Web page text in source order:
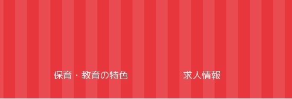
保育・教育の特色 求人情報